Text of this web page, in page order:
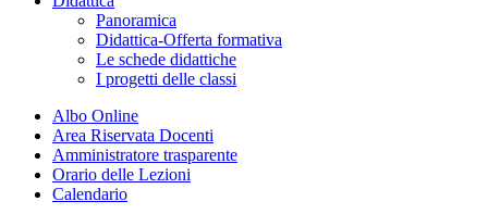
Panoramica
Didattica-Offerta formativa
Le schede didattiche
I progetti delle classi
Albo Online
Area Riservata Docenti
Amministratore trasparente
Orario delle Lezioni
Calendario